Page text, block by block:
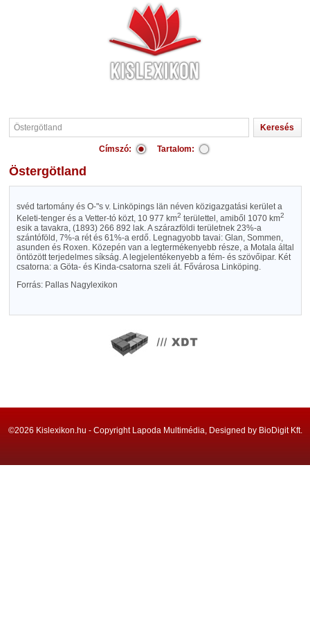
Címszó: Tartalom:
Östergötland
svéd tartomány és O-"s v. Linköpings län néven közigazgatási kerület a
Keleti-tenger és a Vetter-tó közt, 10 977 km2 területtel, amiből 1070 km2
esik a tavakra, (1893) 266 892 lak. A szárazföldi területnek 23%-a
szántóföld, 7%-a rét és 61%-a erdő. Legnagyobb tavai: Glan, Sommen,
asunden és Roxen. Közepén van a legtermékenyebb része, a Motala által
öntözött terjedelmes síkság. A legjelentékenyebb a fém- és szövőipar. Két
csatorna: a Göta- és Kinda-csatorna szeli át. Fővárosa Linköping.
Forrás: Pallas Nagylexikon
©2026 Kislexikon.hu - Copyright Lapoda Multimédia, Designed by BioDigit Kft.